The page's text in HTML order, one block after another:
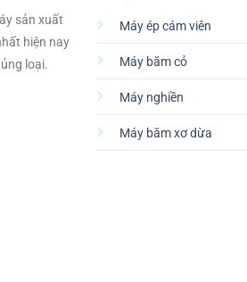
sản xuất
hiện nay
loại.
Máy ép cám viên
Máy băm cỏ
Máy nghiền
Máy băm xơ dừa